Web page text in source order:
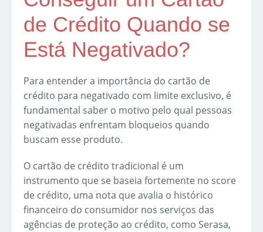
de Crédito Quando se
Está Negativado?
Para entender a importância do cartão de
crédito para negativado com limite exclusivo, é
fundamental saber o motivo pelo qual pessoas
negativadas enfrentam bloqueios quando
buscam esse produto.
O cartão de crédito tradicional é um
instrumento que se baseia fortemente no score
de crédito, uma nota que avalia o histórico
financeiro do consumidor nos serviços das
agências de proteção ao crédito, como Serasa,